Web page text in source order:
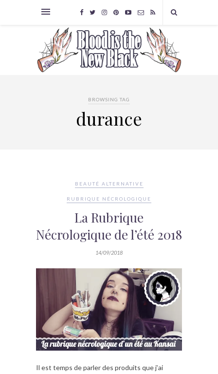
BROWSING TAG
durance
BEAUTÉ ALTERNATIVE
RUBRIQUE NÉCROLOGIQUE
La Rubrique
Nécrologique de l’été 2018
14/09/2018
Il est temps de parler des produits que j’ai